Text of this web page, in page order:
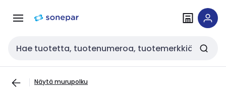
navigointiinsisältöön
Haku
Näytä murupolku